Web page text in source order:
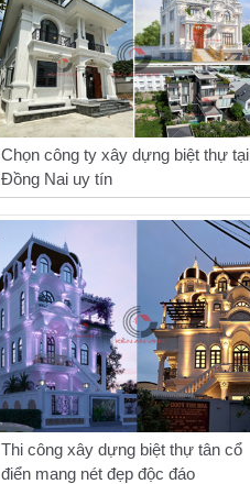
Chọn công ty xây dựng biệt thự tại
Đồng Nai uy tín
Thi công xây dựng biệt thự tân cổ
điển mang nét đẹp độc đáo